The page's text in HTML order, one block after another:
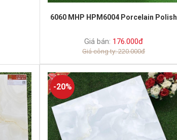
6060 MHP HPM6004 Porcelain Polish
Giá bán: 176.000đ
Giá công ty: 220.000đ
-20%